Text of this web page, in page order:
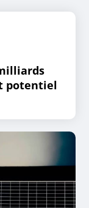
potentiel